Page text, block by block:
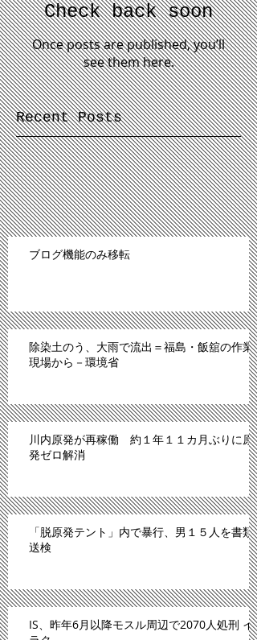
Check back soon
Once posts are published, you’ll
see them here.
Recent Posts
ブログ機能のみ移転
除染土のう、大雨で流出＝福島・飯舘の作業
現場から－環境省
川内原発が再稼働 約１年１１カ月ぶりに原
発ゼロ解消
「脱原発テント」内で暴行、男１５人を書類
送検
IS、昨年6月以降モスル周辺で2070人処刑 イ